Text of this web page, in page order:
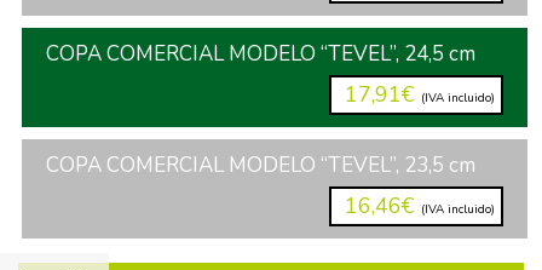
COPA COMERCIAL MODELO “TEVEL”, 24,5 cm
17,91€ (IVA incluido)
COPA COMERCIAL MODELO “TEVEL”, 23,5 cm
16,46€ (IVA incluido)